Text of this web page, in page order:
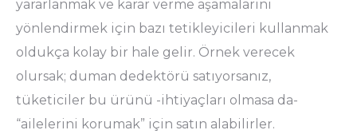
yararlanmak ve karar verme aşamalarını
yönlendirmek için bazı tetikleyicileri kullanmak
oldukça kolay bir hale gelir. Örnek verecek
olursak; duman dedektörü satıyorsanız,
tüketiciler bu ürünü -ihtiyaçları olmasa da-
“ailelerini korumak” için satın alabilirler.